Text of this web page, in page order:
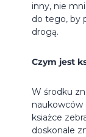
inny, nie
do tego, by
drogą.
Czym jest
W środku
naukowców
ksiażce
doskonale